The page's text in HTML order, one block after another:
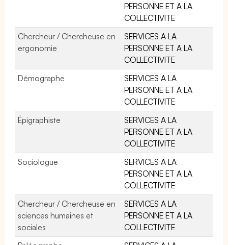
PERSONNE ET A LA
COLLECTIVITE
Chercheur / Chercheuse en
ergonomie
SERVICES A LA
PERSONNE ET A LA
COLLECTIVITE
Démographe
SERVICES A LA
PERSONNE ET A LA
COLLECTIVITE
Épigraphiste
SERVICES A LA
PERSONNE ET A LA
COLLECTIVITE
Sociologue
SERVICES A LA
PERSONNE ET A LA
COLLECTIVITE
Chercheur / Chercheuse en
sciences humaines et
sociales
SERVICES A LA
PERSONNE ET A LA
COLLECTIVITE